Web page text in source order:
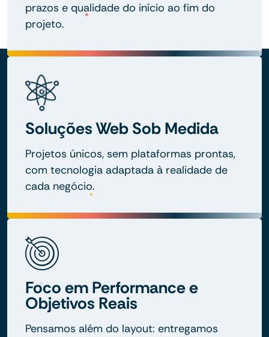
prazos e qualidade do início ao fim do
projeto.
Soluções Web Sob Medida
Projetos únicos, sem plataformas prontas,
com tecnologia adaptada à realidade de
cada negócio.
Foco em Performance e
Objetivos Reais
Pensamos além do layout: entregamos